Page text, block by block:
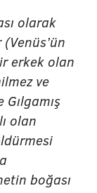
olarak
erkek olan
ve
olan
boğası